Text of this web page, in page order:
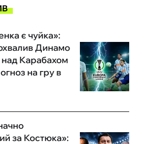
є чуйка»:
Динамо
Карабахом
на гру в
за Костюка»: